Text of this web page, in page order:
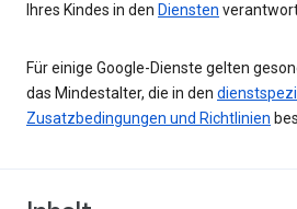
Ihres Kindes in den Diensten
Für einige Google-Dienste gelten
das Mindestalter, die in den
Zusatzbedingungen und Richtlinien